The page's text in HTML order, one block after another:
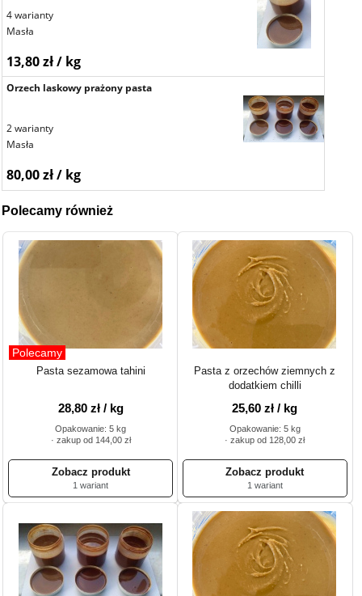
4 warianty
Masła
13,80 zł / kg
Orzech laskowy prażony pasta
2 warianty
Masła
80,00 zł / kg
Polecamy również
Polecamy
Pasta sezamowa tahini
28,80 zł / kg
Opakowanie: 5 kg
· zakup od 144,00 zł
1 wariant
Pasta z orzechów ziemnych z
dodatkiem chilli
25,60 zł / kg
Opakowanie: 5 kg
· zakup od 128,00 zł
1 wariant